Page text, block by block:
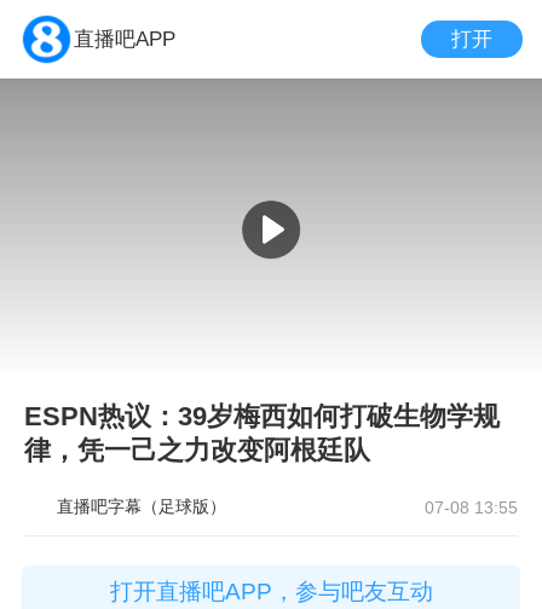
直播吧APP 打开
ESPN热议：39岁梅西如何打破生物学规
律，凭一己之力改变阿根廷队
直播吧字幕（足球版） 07-08 13:55
打开直播吧APP，参与吧友互动